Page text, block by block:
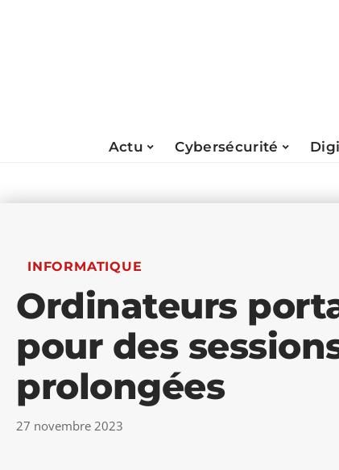
Actu Cybersécurité
INFORMATIQUE
Ordinateurs
pour des
prolongées
27 novembre 2023